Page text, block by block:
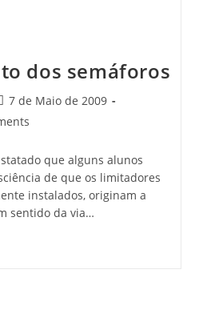
dos semáforos
7 de Maio de 2009
que alguns alunos
de que os limitadores
instalados, originam a
sentido da via…